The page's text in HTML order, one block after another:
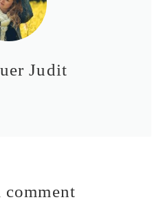
Judit
comment